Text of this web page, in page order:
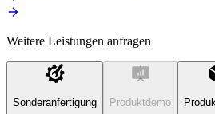
Weitere Leistungen anfragen
Sonderanfertigung Produktdemo